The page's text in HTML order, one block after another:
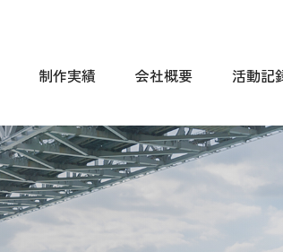
制作実績 会社概要 活動記